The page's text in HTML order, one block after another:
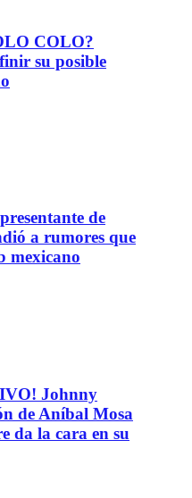
COLO?
su posible
de
a rumores que
mexicano
Johnny
de Aníbal Mosa
da la cara en su